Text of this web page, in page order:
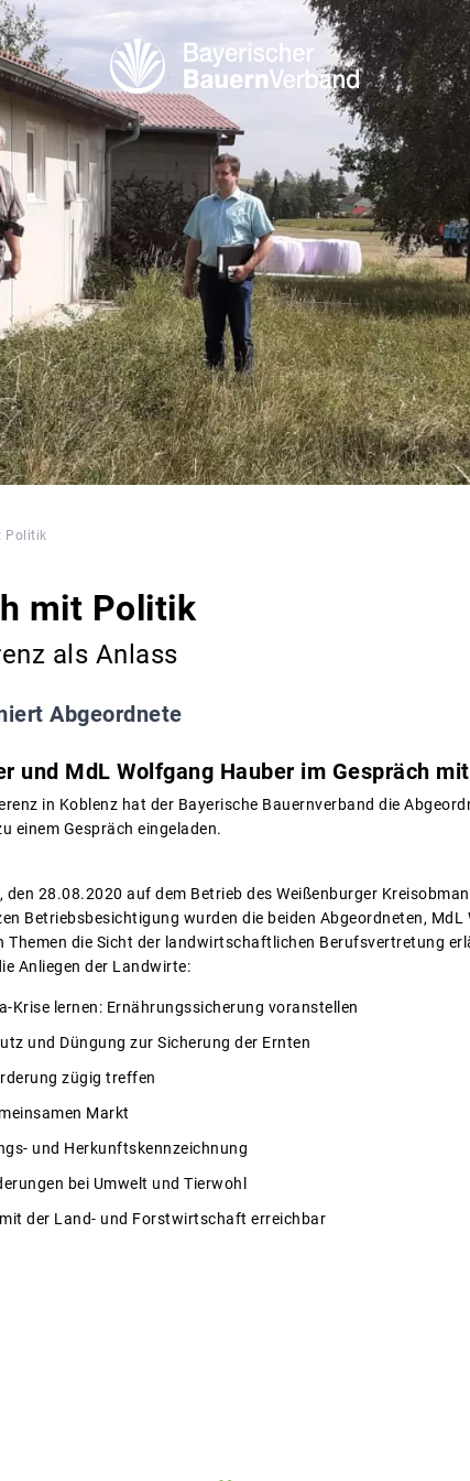
Politik
mit Politik
als Anlass
Abgeordnete
und MdL Wolfgang Hauber im Gespräch
in Koblenz hat der Bayerische Bauernverband die
einem Gespräch eingeladen.
den 28.08.2020 auf dem Betrieb des Weißenburger
Betriebsbesichtigung wurden die beiden Abgeordneten, MdL
Themen die Sicht der landwirtschaftlichen Berufsvertretung
Anliegen der Landwirte:
Krise lernen: Ernährungssicherung voranstellen
und Düngung zur Sicherung der Ernten
zügig treffen
Markt
und Herkunftskennzeichnung
bei Umwelt und Tierwohl
der Land- und Forstwirtschaft erreichbar